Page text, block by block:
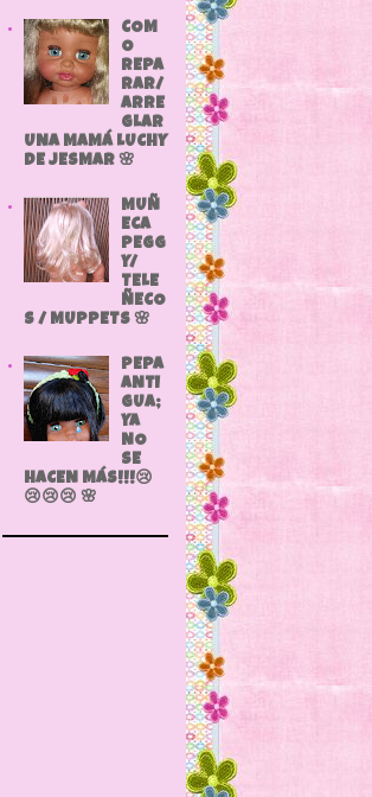
COM
O
REPA
RAR/
ARRE
GLAR
UNA MAMÁ LUCHY
DE JESMAR 🌸
MUÑ
ECA
PEGG
Y/
TELE
ÑECO
S / MUPPETS 🌸
PEPA
ANTI
GUA;
YA
NO
SE
HACEN MÁS!!!😢
😢😢😢 🌸